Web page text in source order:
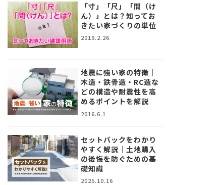
「寸」「尺」「間（け
ん）」とは？知ってお
きたい家づくりの単位
2019.2.26
地震に強い家の特徴｜
木造・鉄骨造・RC造な
どの構造や耐震性を高
めるポイントを解説
2016.6.1
セットバックをわかり
やすく解説｜土地購入
の後悔を防ぐための基
礎知識
2025.10.16